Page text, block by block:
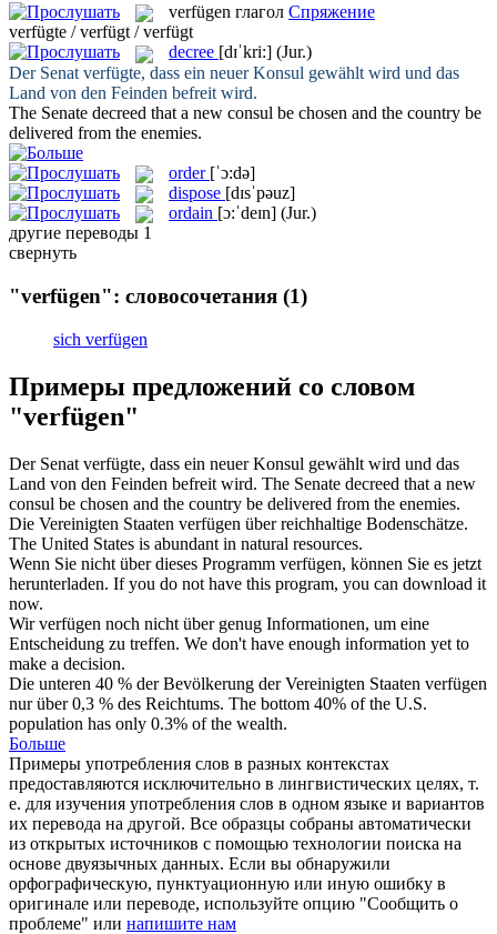
verfügen глагол Спряжение
verfügte / verfügt / verfügt
decree [dɪˈkri:] (Jur.)
Der Senat verfügte, dass ein neuer Konsul gewählt wird und das
Land von den Feinden befreit wird.
The Senate decreed that a new consul be chosen and the country be
delivered from the enemies.
order [ˈɔ:də]
dispose [dɪsˈpəuz]
ordain [ɔ:ˈdeɪn] (Jur.)
другие переводы 1
свернуть
"verfügen": словосочетания (1)
sich verfügen
Примеры предложений со словом
"verfügen"
Der Senat verfügte, dass ein neuer Konsul gewählt wird und das
Land von den Feinden befreit wird. The Senate decreed that a new
consul be chosen and the country be delivered from the enemies.
Die Vereinigten Staaten verfügen über reichhaltige Bodenschätze.
The United States is abundant in natural resources.
Wenn Sie nicht über dieses Programm verfügen, können Sie es jetzt
herunterladen. If you do not have this program, you can download it
now.
Wirverfügen noch nicht über genug Informationen, um eine
Entscheidung zu treffen. We don't have enough information yet to
make a decision.
Die unteren 40 % der Bevölkerung der Vereinigten Staaten verfügen
nur über 0,3 % des Reichtums. The bottom 40% of the U.S.
population has only 0.3% of the wealth.
Больше
Примеры употребления слов в разных контекстах
предоставляются исключительно в лингвистических целях, т.
е. для изучения употребления слов в одном языке и вариантов
их перевода на другой. Все образцы собраны автоматически
из открытых источников с помощью технологии поиска на
основе двуязычных данных. Если вы обнаружили
орфографическую, пунктуационную или иную ошибку в
оригинале или переводе, используйте опцию "Сообщить о
проблеме" или напишите нам